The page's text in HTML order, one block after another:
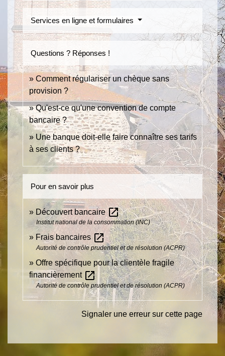
Services en ligne et formulaires
Questions ? Réponses !
Comment régulariser un chèque sans
provision ?
Qu'est-ce qu'une convention de compte
bancaire ?
Une banque doit-elle faire connaître ses tarifs
à ses clients ?
Pour en savoir plus
Découvert bancaireopen_in_new
Institut national de la consommation (INC)
Frais bancairesopen_in_new
Autorité de contrôle prudentiel et de résolution (ACPR)
Offre spécifique pour la clientèle fragile
financièrement open_in_new
Autorité de contrôle prudentiel et de résolution (ACPR)
Signaler une erreur sur cette page